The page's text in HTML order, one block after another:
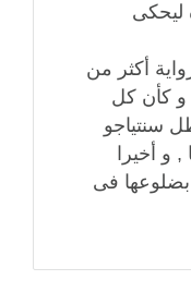
ليحكى
أكثر من
و كأن كل
سنتياجو
, و أخيرا
فى